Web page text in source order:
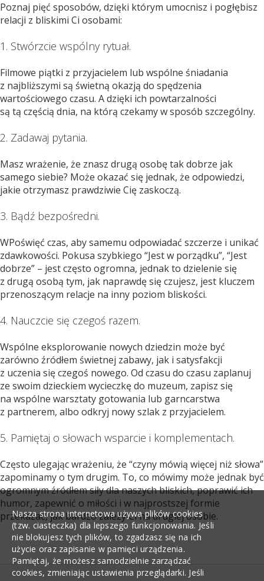
Poznaj pięć sposobów, dzięki którym umocnisz i pogłębisz
relacji z bliskimi Ci osobami:
1. Stwórzcie wspólny rytuał.
Filmowe piątki z przyjacielem lub wspólne śniadania
z najbliższymi są świetną okazją do spędzenia
wartościowego czasu. A dzięki ich powtarzalności
są tą częścią dnia, na którą czekamy w sposób szczególny.
2. Zadawaj pytania.
Masz wrażenie, że znasz drugą osobę tak dobrze jak
samego siebie? Może okazać się jednak, że odpowiedzi,
jakie otrzymasz prawdziwie Cię zaskoczą.
3. Bądź bezpośredni.
WPoświęć czas, aby samemu odpowiadać szczerze i unikać
zdawkowości. Pokusa szybkiego “Jest w porządku”, “Jest
dobrze” – jest często ogromna, jednak to dzielenie się
z drugą osobą tym, jak naprawdę się czujesz, jest kluczem
przenoszącym relacje na inny poziom bliskości.
4. Nauczcie się czegoś razem.
Wspólne eksplorowanie nowych dziedzin może być
zarówno źródłem świetnej zabawy, jak i satysfakcji
z uczenia się czegoś nowego. Od czasu do czasu zaplanuj
ze swoim dzieckiem wycieczkę do muzeum, zapisz się
na wspólne warsztaty gotowania lub garncarstwa
z partnerem, albo odkryj nowy szlak z przyjacielem.
5. Pamiętaj o słowach wsparcie i komplementach.
Często ulegając wrażeniu, że “czyny mówią więcej niż słowa”
zapominamy o tym drugim. To, co mówimy może jednak być
ogromnym źródłem siły dla naszych bliskich, poprawić ich
humor, zapewnić o miłości i w najprostszej formie
przekazać, jak bardzo zależy Ci na drugiej osobie.
Nasza strona internetowa używa plików cookies
(tzw. ciasteczka) dla lepszego funkcjonowania. Jeśli
nie blokujesz tych plików, to zgadzasz się na ich
użycie oraz zapisanie w pamięci urządzenia.
Pamiętaj, że możesz samodzielnie zarządzać
cookies, zmieniając ustawienia przeglądarki. Jeśli